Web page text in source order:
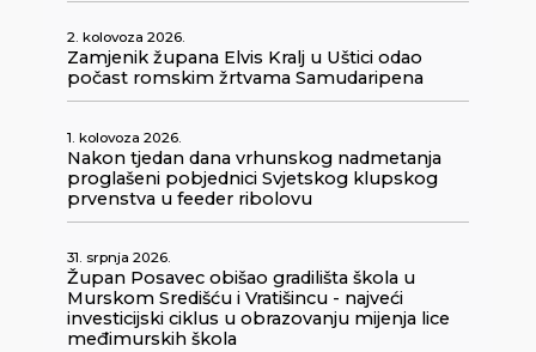
2. kolovoza 2026.
Zamjenik župana Elvis Kralj u Uštici odao
počast romskim žrtvama Samudaripena
1. kolovoza 2026.
Nakon tjedan dana vrhunskog nadmetanja
proglašeni pobjednici Svjetskog klupskog
prvenstva u feeder ribolovu
31. srpnja 2026.
Župan Posavec obišao gradilišta škola u
Murskom Središću i Vratišincu - najveći
investicijski ciklus u obrazovanju mijenja lice
međimurskih škola